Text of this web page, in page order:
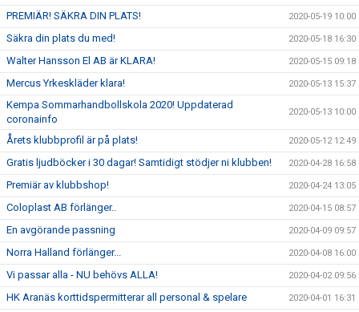
PREMIÄR! SÄKRA DIN PLATS! 2020-05-19 10:00
Säkra din plats du med! 2020-05-18 16:30
Walter Hansson El AB är KLARA! 2020-05-15 09:18
Mercus Yrkeskläder klara! 2020-05-13 15:37
Kempa Sommarhandbollskola 2020! Uppdaterad
coronainfo
2020-05-13 10:00
Årets klubbprofil är på plats! 2020-05-12 12:49
Gratis ljudböcker i 30 dagar! Samtidigt stödjer ni klubben! 2020-04-28 16:58
Premiär av klubbshop! 2020-04-24 13:05
Coloplast AB förlänger.. 2020-04-15 08:57
En avgörande passning 2020-04-09 09:57
Norra Halland förlänger... 2020-04-08 16:00
Vi passar alla - NU behövs ALLA! 2020-04-02 09:56
HK Aranäs korttidspermitterar all personal & spelare 2020-04-01 16:31